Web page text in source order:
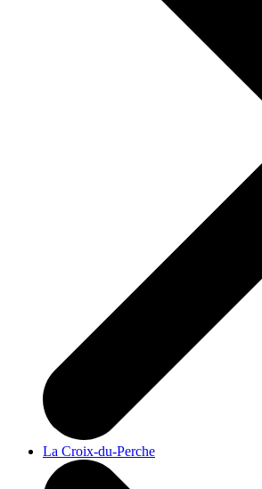
La Croix-du-Perche